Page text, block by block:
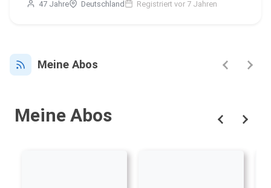
47 Jahre Deutschland Registriert vor 7 Jahren
Meine Abos
Meine Abos